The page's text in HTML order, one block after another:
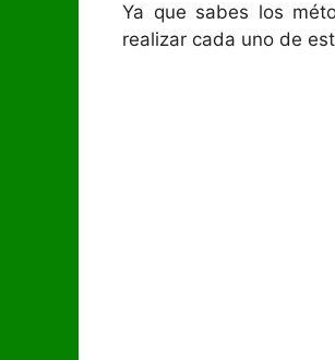
Ya que sabes los
realizar cada uno de